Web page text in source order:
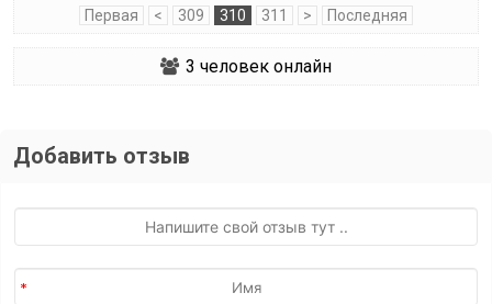
Первая < 309 310 311 > Последняя
3 человек онлайн
Добавить отзыв